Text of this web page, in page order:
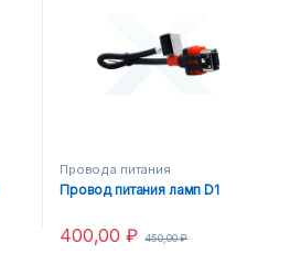
Провода питания
Провод питания ламп D1
400,00₽ 450,00₽